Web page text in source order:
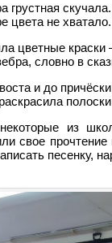
грустная скучала.
цвета не хватало.
цветные краски
словно в
и до причёски
полоски
из
свое
песенку,